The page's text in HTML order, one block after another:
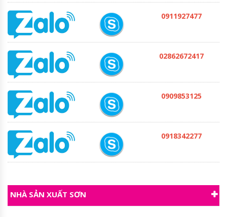
0911927477
02862672417
0909853125
0918342277
NHÀ SẢN XUẤT SƠN